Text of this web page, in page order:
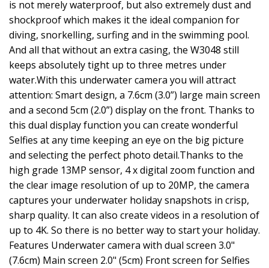
is not merely waterproof, but also extremely dust and
shockproof which makes it the ideal companion for
diving, snorkelling, surfing and in the swimming pool.
And all that without an extra casing, the W3048 still
keeps absolutely tight up to three metres under
water.With this underwater camera you will attract
attention: Smart design, a 7.6cm (3.0”) large main screen
and a second 5cm (2.0”) display on the front. Thanks to
this dual display function you can create wonderful
Selfies at any time keeping an eye on the big picture
and selecting the perfect photo detail.Thanks to the
high grade 13MP sensor, 4 x digital zoom function and
the clear image resolution of up to 20MP, the camera
captures your underwater holiday snapshots in crisp,
sharp quality. It can also create videos in a resolution of
up to 4K. So there is no better way to start your holiday.
Features Underwater camera with dual screen 3.0"
(7.6cm) Main screen 2.0" (5cm) Front screen for Selfies